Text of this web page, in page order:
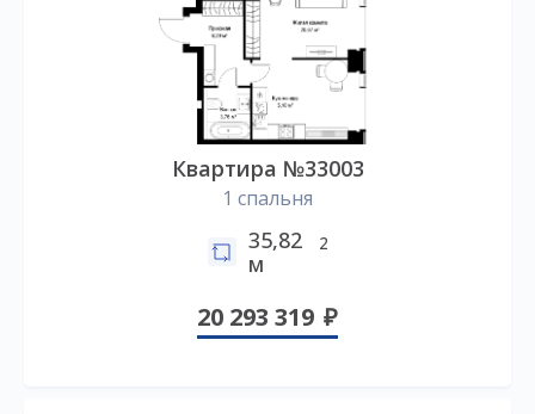
Квартира №33003
1 спальня
35,82
м
2
20 293 319